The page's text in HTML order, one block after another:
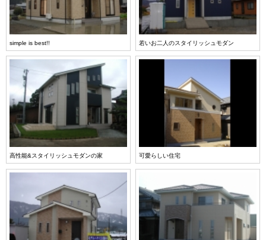
simple is best!! 若いお二人のスタイリッシュモダン
高性能&スタイリッシュモダンの家 可愛らしい住宅